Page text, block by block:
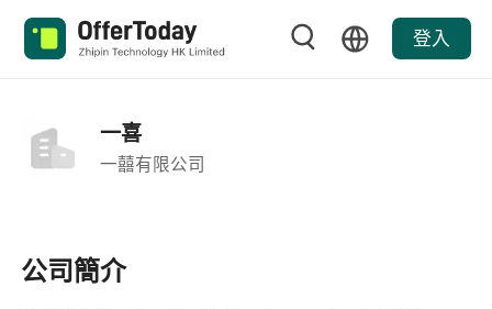
登入
一喜
一囍有限公司
公司簡介